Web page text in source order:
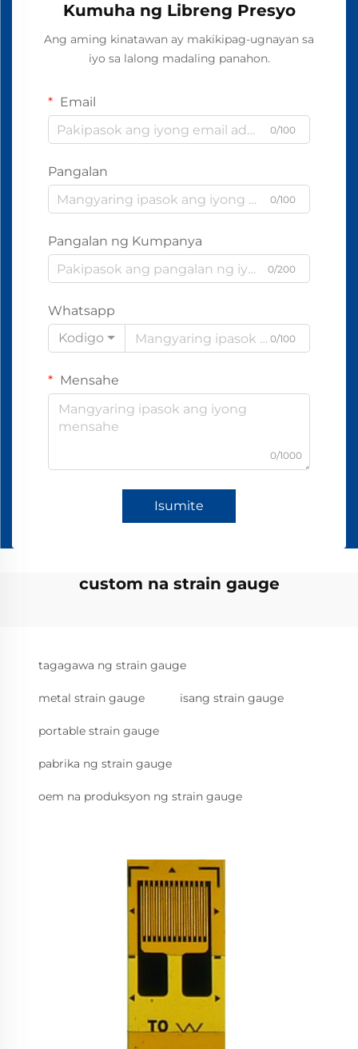
Kumuha ng Libreng Presyo
Ang aming kinatawan ay makikipag-ugnayan sa
iyo sa lalong madaling panahon.
Email
0/100
Pangalan
0/100
Pangalan ng Kumpanya
0/200
Whatsapp
Kodigo
0/100
Mensahe
0/1000
Isumite
custom na strain gauge
tagagawa ng strain gauge
metal strain gauge isang strain gauge
portable strain gauge
pabrika ng strain gauge
oem na produksyon ng strain gauge